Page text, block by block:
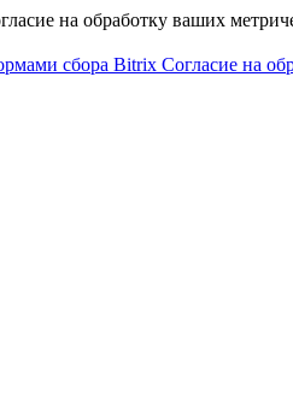
на обработку ваших
сбора Bitrix Согласие на